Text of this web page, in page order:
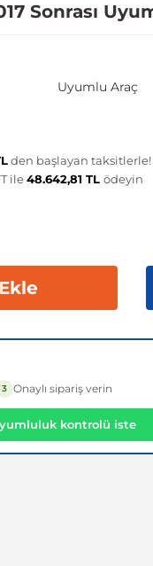
Sonrası
Uyumlu Araç
den başlayan taksitlerle!
ile48.642,81 TL ödeyin
3 Onaylı sipariş verin
kontrolü iste